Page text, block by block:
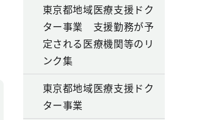
東京都地域医療支援ドク
ター事業 支援勤務が予
定される医療機関等のリ
ンク集
東京都地域医療支援ドク
ター事業